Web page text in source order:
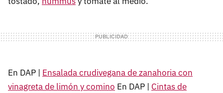
En DAP | Ensalada crudivegana de zanahoria con
vinagreta de limón y comino En DAP | Cintas de